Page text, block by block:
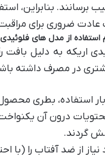
بنابراین،
عادت ضروری برای
از مدل های
اریکه به دلیل
در مصرف داشته
استفاده، بطری
درون آن
گردند.
نیاز از ضد آفتاب را (با